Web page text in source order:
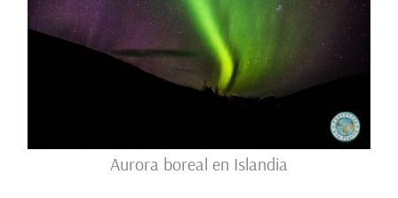
Aurora boreal en Islandia